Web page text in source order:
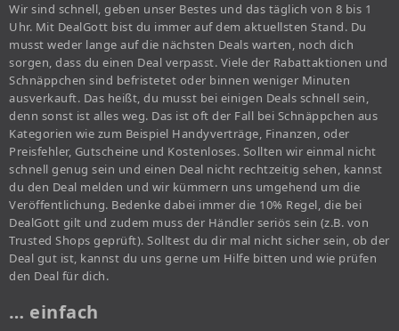
Wir sind schnell, geben unser Bestes und das täglich von 8 bis 1
Uhr. Mit DealGott bist du immer auf dem aktuellsten Stand. Du
musst weder lange auf die nächsten Deals warten, noch dich
sorgen, dass du einen Deal verpasst. Viele der Rabattaktionen und
Schnäppchen sind befristetet oder binnen weniger Minuten
ausverkauft. Das heißt, du musst bei einigen Deals schnell sein,
denn sonst ist alles weg. Das ist oft der Fall bei Schnäppchen aus
Kategorien wie zum Beispiel Handyverträge, Finanzen, oder
Preisfehler, Gutscheine und Kostenloses. Sollten wir einmal nicht
schnell genug sein und einen Deal nicht rechtzeitig sehen, kannst
du den Deal melden und wir kümmern uns umgehend um die
Veröffentlichung. Bedenke dabei immer die 10% Regel, die bei
DealGott gilt und zudem muss der Händler seriös sein (z.B. von
Trusted Shops geprüft). Solltest du dir mal nicht sicher sein, ob der
Deal gut ist, kannst du uns gerne um Hilfe bitten und wie prüfen
den Deal für dich.
… einfach